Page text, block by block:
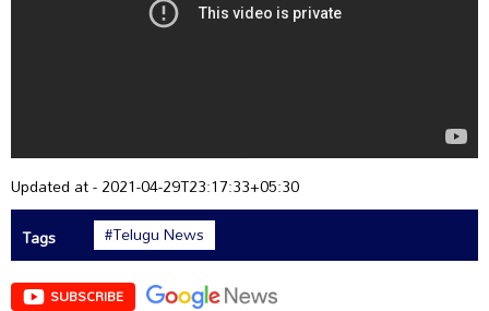
Updated at - 2021-04-29T23:17:33+05:30
Tags
#Telugu News
SUBSCRIBE